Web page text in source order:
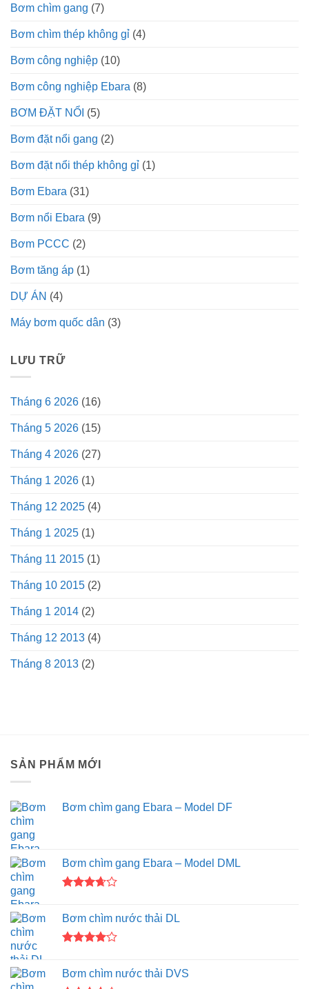
Bơm chìm gang (7)
Bơm chìm thép không gỉ (4)
Bơm công nghiệp (10)
Bơm công nghiệp Ebara (8)
BƠM ĐẶT NỔI (5)
Bơm đặt nổi gang (2)
Bơm đặt nổi thép không gỉ (1)
Bơm Ebara (31)
Bơm nổi Ebara (9)
Bơm PCCC (2)
Bơm tăng áp (1)
DỰ ÁN (4)
Máy bơm quốc dân (3)
LƯU TRỮ
Tháng 6 2026 (16)
Tháng 5 2026 (15)
Tháng 4 2026 (27)
Tháng 1 2026 (1)
Tháng 12 2025 (4)
Tháng 1 2025 (1)
Tháng 11 2015 (1)
Tháng 10 2015 (2)
Tháng 1 2014 (2)
Tháng 12 2013 (4)
Tháng 8 2013 (2)
SẢN PHẨM MỚI
Bơm chìm gang Ebara – Model DF
Bơm chìm gang Ebara – Model DML
hạng
3.67
5
sao
Bơm chìm nước thải DL
4.005
sao
Bơm chìm nước thải DVS